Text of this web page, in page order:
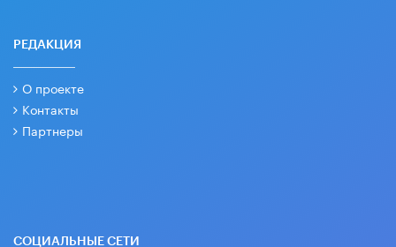
РЕДАКЦИЯ
О проекте
Контакты
Партнеры
СОЦИАЛЬНЫЕ СЕТИ